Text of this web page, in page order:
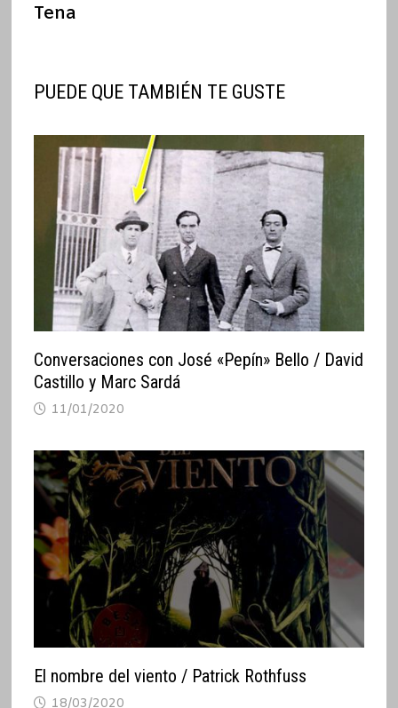
Tena
PUEDE QUE TAMBIÉN TE GUSTE
Conversaciones con José «Pepín» Bello / David
Castillo y Marc Sardá
11/01/2020
El nombre del viento / Patrick Rothfuss
18/03/2020